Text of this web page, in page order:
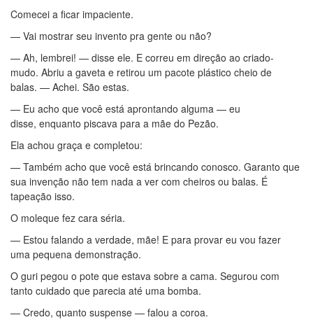
Comecei a ficar impaciente.
— Vai mostrar seu invento pra gente ou não?
— Ah, lembrei! — disse ele. E correu em direção ao criado-
mudo. Abriu a gaveta e retirou um pacote plástico cheio de
balas. — Achei. São estas.
— Eu acho que você está aprontando alguma — eu
disse, enquanto piscava para a mãe do Pezão.
Ela achou graça e completou:
— Também acho que você está brincando conosco. Garanto que
sua invenção não tem nada a ver com cheiros ou balas. É
tapeação isso.
O moleque fez cara séria.
— Estou falando a verdade, mãe! E para provar eu vou fazer
uma pequena demonstração.
O guri pegou o pote que estava sobre a cama. Segurou com
tanto cuidado que parecia até uma bomba.
— Credo, quanto suspense — falou a coroa.